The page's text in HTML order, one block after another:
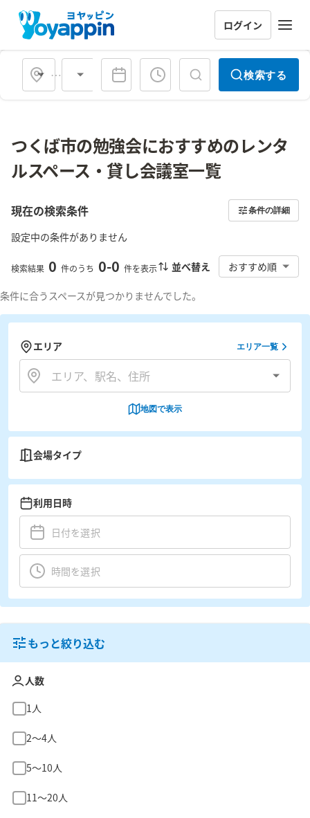
ログイン
会場タイプ 検索する
つくば市の勉強会におすすめのレンタ
ルスペース・貸し会議室一覧
現在の検索条件 条件の詳細
設定中の条件がありません
検索結果 0 件のうち 0-0 件を表示 並べ替え おすすめ順
条件に合うスペースが見つかりませんでした。
エリア エリア一覧
地図で表示
会場タイプ
利用日時
もっと絞り込む
人数
1人
2〜4人
5〜10人
11〜20人